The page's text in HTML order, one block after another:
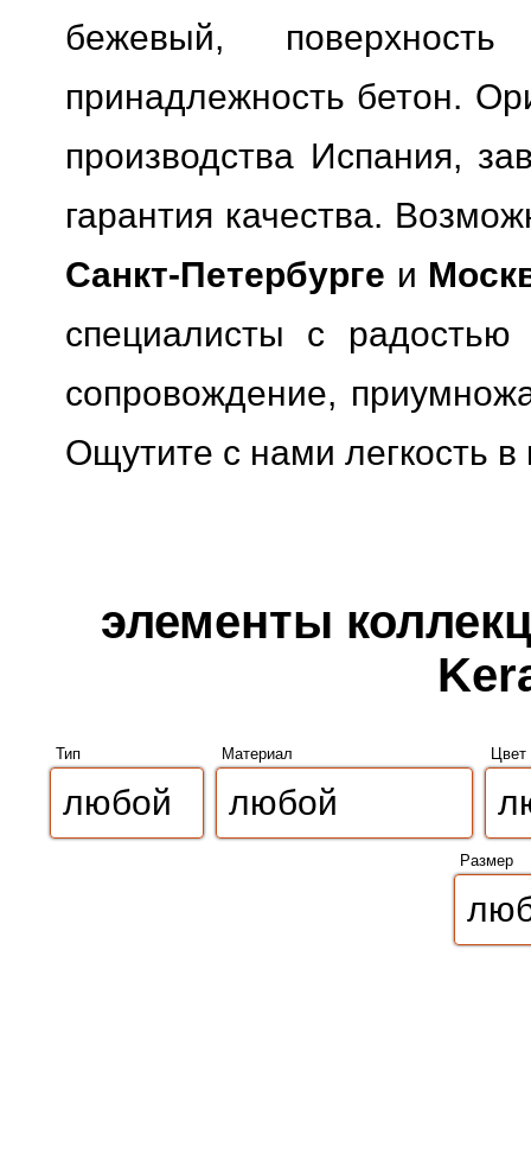
бежевый,
принадлежность бетон.
производства Испания,
гарантия качества.
Санкт-Петербурге и
специалисты с радостью
сопровождение,
Ощутите с нами легкость
элементы
Тип Материал Цвет
Размер